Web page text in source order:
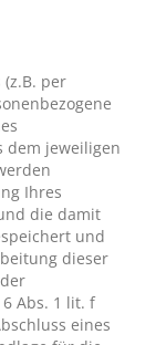
per
dem jeweiligen
Ihres
die damit
und
dieser
Abs. 1 lit. f
eines